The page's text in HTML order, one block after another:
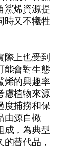
鯊烯資源提
時又不犧牲
際上也受到
能會對生態
烯的興趣率
慮植物來源
度捕撈和保
由源自橄
成，為典型
替代品，